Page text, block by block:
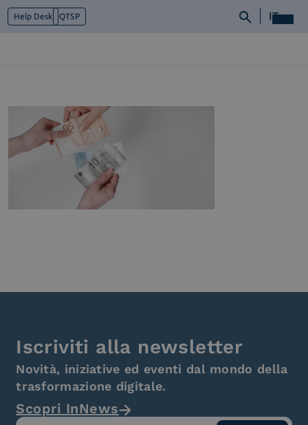
Help Desk QTSP IT
Cosa facciamo
Piattaforme
Industry
News e Media
Iscriviti alla newsletter
Novità, iniziative ed eventi dal mondo della
trasformazione digitale.
Scopri InNews